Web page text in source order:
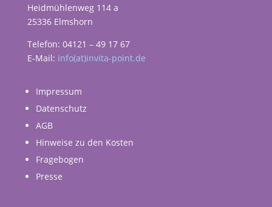
Heidmühlenweg 114 a
25336 Elmshorn
Telefon: 04121 – 49 17 67
E-Mail: info(at)invita-point.de
Impressum
Datenschutz
AGB
Hinweise zu den Kosten
Fragebogen
Presse